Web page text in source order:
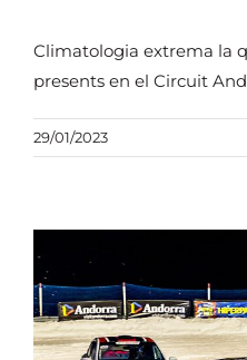
Climatologia extrema la
presents en el Circuit
29/01/2023